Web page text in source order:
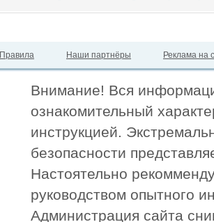
Правила Наши партнёры Реклама на
Внимание! Вся
ознакомительный
инструкцией.
безопасности
Настоятельно
руководством опытного
Администрация сайта